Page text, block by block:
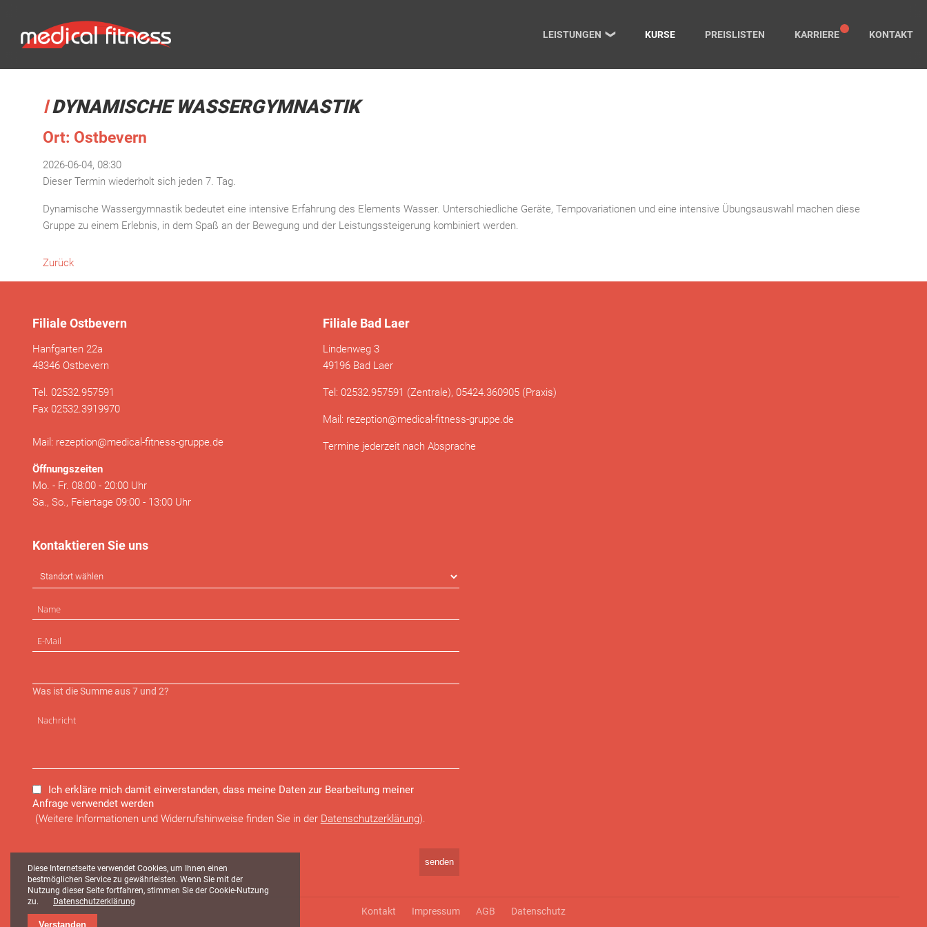
LEISTUNGEN
KURSE PREISLISTEN KARRIERE KONTAKT
DYNAMISCHE WASSERGYMNASTIK
Ort: Ostbevern
2026-06-04, 08:30
Dieser Termin wiederholt sich jeden 7. Tag.
Dynamische Wassergymnastik bedeutet eine intensive Erfahrung des Elements Wasser. Unterschiedliche Geräte, Tempovariationen und eine intensive Übungsauswahl machen diese
Gruppe zu einem Erlebnis, in dem Spaß an der Bewegung und der Leistungssteigerung kombiniert werden.
Zurück
Filiale Ostbevern
Hanfgarten 22a
48346 Ostbevern
Tel. 02532.957591
Fax 02532.3919970
Mail: rezeption@medical-fitness-gruppe.de
Öffnungszeiten
Mo. - Fr. 08:00 - 20:00 Uhr
Sa., So., Feiertage 09:00 - 13:00 Uhr
Filiale Bad Laer
Lindenweg 3
49196 Bad Laer
Tel: 02532.957591 (Zentrale), 05424.360905 (Praxis)
Mail: rezeption@medical-fitness-gruppe.de
Termine jederzeit nach Absprache
Kontaktieren Sie uns
Was ist die Summe aus 7 und 2?
Ich erkläre mich damit einverstanden, dass meine Daten zur Bearbeitung meiner
Anfrage verwendet werden
(Weitere Informationen und Widerrufshinweise finden Sie in der Datenschutzerklärung).
Navigation
Kontakt Impressum AGB
Datenschutz
Diese Internetseite verwendet Cookies, um Ihnen einen
bestmöglichen Service zu gewährleisten. Wenn Sie mit der
Nutzung dieser Seite fortfahren, stimmen Sie der Cookie-Nutzung
zu.
Datenschutzerklärung
Verstanden